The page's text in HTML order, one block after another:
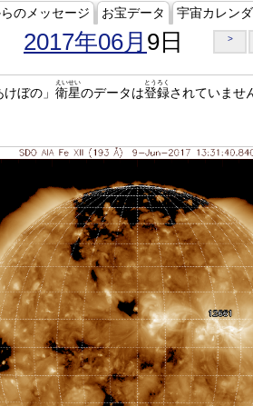
のメッセージ お宝データ 宇宙カレン
2017年06月 9日 >
ぼの」 衛星
えいせい
のデータは登録
とうろく
されていませ